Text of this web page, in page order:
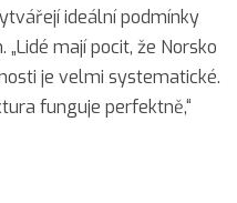
ideální podmínky
mají pocit, že Norsko
je velmi systematické.
funguje perfektně,“